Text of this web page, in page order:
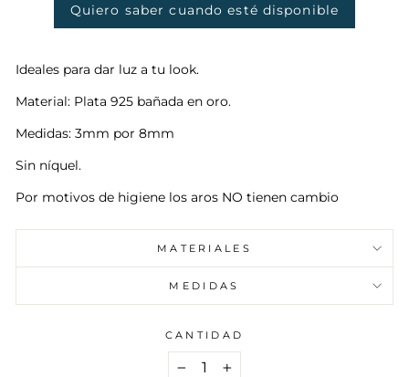
Quiero saber cuando esté disponible
Ideales para dar luz a tu look.
Material: Plata 925 bañada en oro.
Medidas: 3mm por 8mm
Sin níquel.
Por motivos de higiene los aros NO tienen cambio
MATERIALES
MEDIDAS
CANTIDAD